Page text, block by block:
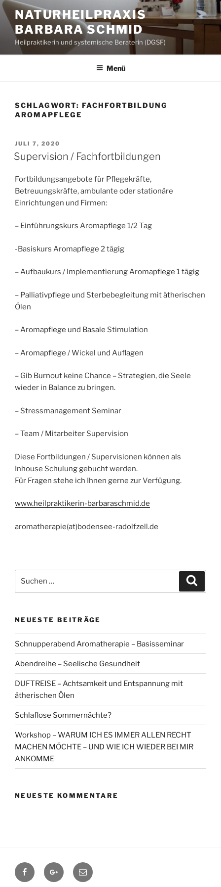
Zum
Inhalt
springen
NATURHEILPRAXIS
BARBARA SCHMID
Heilpraktikerin und systemische Beraterin (DGSF)
Menü
SCHLAGWORT: FACHFORTBILDUNG
AROMAPFLEGE
VERÖFFENTLICHT
AM
JULI 7, 2020
Supervision / Fachfortbildungen
Fortbildungsangebote für Pflegekräfte,
Betreuungskräfte, ambulante oder stationäre
Einrichtungen und Firmen:
– Einführungskurs Aromapflege 1/2 Tag
-Basiskurs Aromapflege 2 tägig
– Aufbaukurs / Implementierung Aromapflege 1 tägig
– Palliativpflege und Sterbebegleitung mit ätherischen
Ölen
– Aromapflege und Basale Stimulation
– Aromapflege / Wickel und Auflagen
– Gib Burnout keine Chance – Strategien, die Seele
wieder in Balance zu bringen.
– Stressmanagement Seminar
– Team / Mitarbeiter Supervision
Diese Fortbildungen / Supervisionen können als
Inhouse Schulung gebucht werden.
Für Fragen stehe ich Ihnen gerne zur Verfügung.
www.heilpraktikerin-barbaraschmid.de
aromatherapie(at)bodensee-radolfzell.de
nach:
NEUESTE BEITRÄGE
Schnupperabend Aromatherapie – Basisseminar
Abendreihe – Seelische Gesundheit
DUFTREISE – Achtsamkeit und Entspannung mit
ätherischen Ölen
Schlaflose Sommernächte?
Workshop – WARUM ICH ES IMMER ALLEN RECHT
MACHEN MÖCHTE – UND WIE ICH WIEDER BEI MIR
ANKOMME
NEUESTE KOMMENTARE
FacebookGoogle+Contact
me